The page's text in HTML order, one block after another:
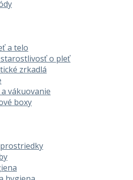
a telo
o pleť
zrkadlá
vákuovanie
boxy